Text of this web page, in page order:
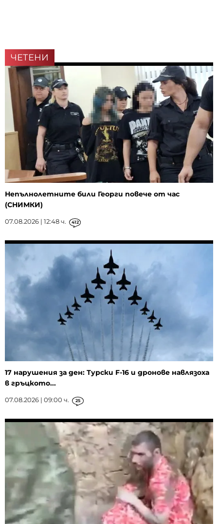
ЧЕТЕНИ
Непълнолетните били Георги повече от час
(СНИМКИ)
07.08.2026 | 12:48 ч. 412
17 нарушения за ден: Турски F-16 и дронове навлязоха
в гръцкото...
07.08.2026 | 09:00 ч. 25